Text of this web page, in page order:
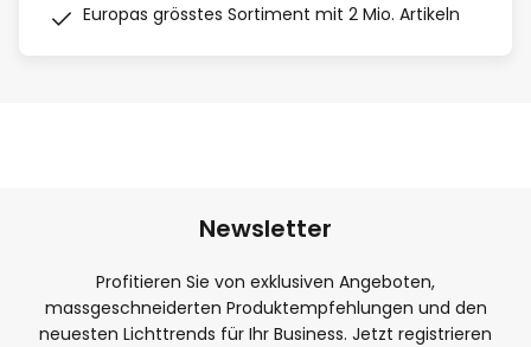
Europas grösstes Sortiment mit 2 Mio. Artikeln
Newsletter
Profitieren Sie von exklusiven Angeboten,
massgeschneiderten Produktempfehlungen und den
neuesten Lichttrends für Ihr Business. Jetzt registrieren